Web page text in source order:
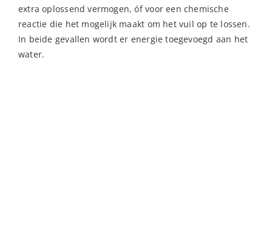
extra oplossend vermogen, óf voor een chemische
reactie die het mogelijk maakt om het vuil op te lossen.
In beide gevallen wordt er energie toegevoegd aan het
water.